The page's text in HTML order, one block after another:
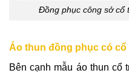
Đồng phục công sở cổ
Áo thun đồng phục có cổ
Bên cạnh mẫu áo thun cổ